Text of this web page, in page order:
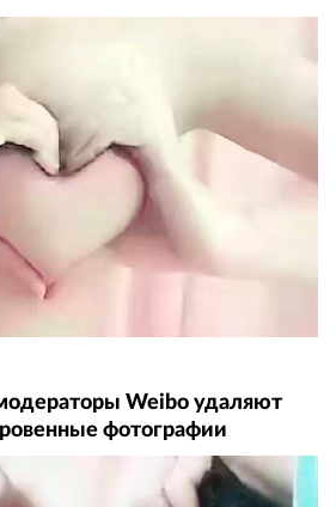
Weibo удаляют
фотографии